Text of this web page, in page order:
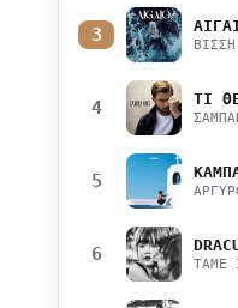
3
4 ΤΙ
5
6 TAME